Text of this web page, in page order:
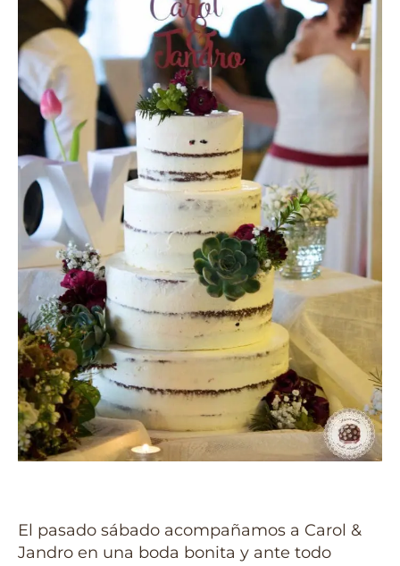
El pasado sábado acompañamos a Carol &
Jandro en una boda bonita y ante todo